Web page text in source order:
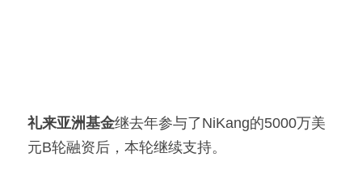
礼来亚洲基金继去年参与了NiKang的5000万美
元B轮融资后，本轮继续支持。